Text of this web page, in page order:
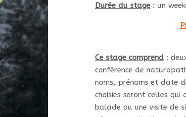
Durée du stage : un
Ce stage comprend :
conférence de
noms, prénoms et date
choisies seront celles
balade ou une visite de